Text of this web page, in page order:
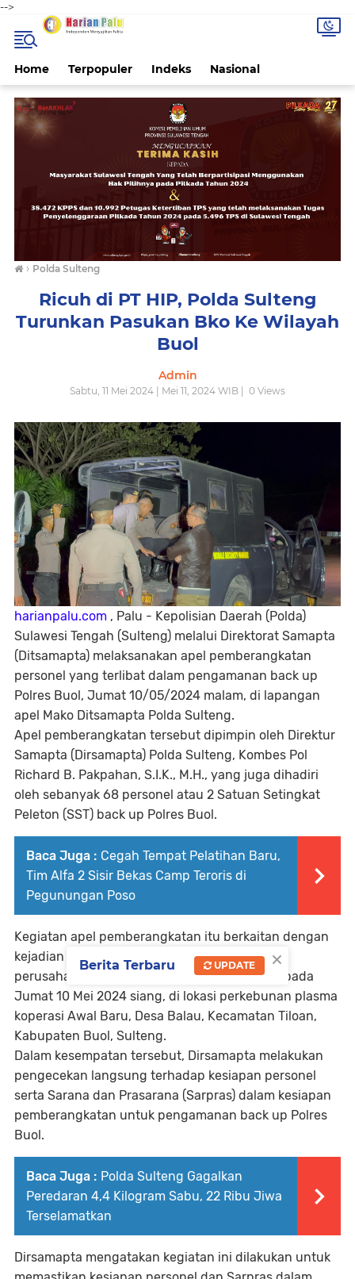
-->
Home Terpopuler Indeks Nasional
› Polda Sulteng
Ricuh di PT HIP, Polda Sulteng
Turunkan Pasukan Bko Ke Wilayah
Buol
Admin
Sabtu, 11 Mei 2024 | Mei 11, 2024 WIB | 0 Views
harianpalu.com , Palu - Kepolisian Daerah (Polda)
Sulawesi Tengah (Sulteng) melalui Direktorat Samapta
(Ditsamapta) melaksanakan apel pemberangkatan
personel yang terlibat dalam pengamanan back up
Polres Buol, Jumat 10/05/2024 malam, di lapangan
apel Mako Ditsamapta Polda Sulteng.
Apel pemberangkatan tersebut dipimpin oleh Direktur
Samapta (Dirsamapta) Polda Sulteng, Kombes Pol
Richard B. Pakpahan, S.I.K., M.H., yang juga dihadiri
oleh sebanyak 68 personel atau 2 Satuan Setingkat
Peleton (SST) back up Polres Buol.
Baca Juga : Cegah Tempat Pelatihan Baru,
Tim Alfa 2 Sisir Bekas Camp Teroris di
Pegunungan Poso
Kegiatan apel pemberangkatan itu berkaitan dengan
kejadian yang terjadi antara petani dan buruh
perusahaan PT Hardaya Inti Plantations (HIP) pada
Jumat 10 Mei 2024 siang, di lokasi perkebunan plasma
koperasi Awal Baru, Desa Balau, Kecamatan Tiloan,
Kabupaten Buol, Sulteng.
Dalam kesempatan tersebut, Dirsamapta melakukan
pengecekan langsung terhadap kesiapan personel
serta Sarana dan Prasarana (Sarpras) dalam kesiapan
pemberangkatan untuk pengamanan back up Polres
Buol.
Baca Juga : Polda Sulteng Gagalkan
Peredaran 4,4 Kilogram Sabu, 22 Ribu Jiwa
Terselamatkan
Dirsamapta mengatakan kegiatan ini dilakukan untuk
×
Berita Terbaru UPDATE